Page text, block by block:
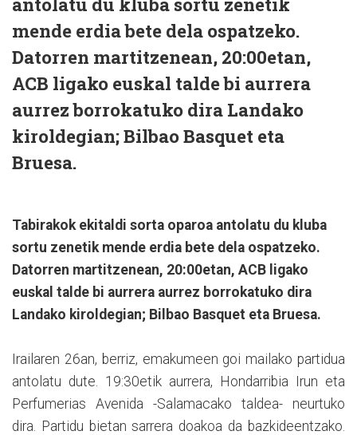
mende erdia bete dela ospatzeko.
Datorren martitzenean, 20:00etan,
ACB ligako euskal talde bi aurrera
aurrez borrokatuko dira Landako
kiroldegian; Bilbao Basquet eta
Bruesa.
Tabirakok ekitaldi sorta oparoa antolatu du kluba
sortu zenetik mende erdia bete dela ospatzeko.
Datorren martitzenean, 20:00etan, ACB ligako
euskal talde bi aurrera aurrez borrokatuko dira
Landako kiroldegian; Bilbao Basquet eta Bruesa.
Irailaren 26an, berriz, emakumeen goi mailako partidua
antolatu dute. 19:30etik aurrera, Hondarribia Irun eta
Perfumerias Avenida -Salamacako taldea- neurtuko
dira. Partidu bietan sarrera doakoa da bazkideentzako.